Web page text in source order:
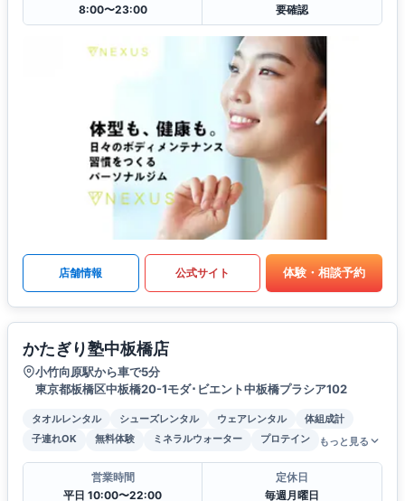
8:00〜23:00
要確認
店舗情報 公式サイト 体験・相談予約
かたぎり塾中板橋店
小竹向原駅から車で5分
東京都板橋区中板橋20-1モダ･ビエント中板橋プラシア102
タオルレンタル シューズレンタル ウェアレンタル
体組成計
子連れOK
無料体験 ミネラルウォーター プロテイン もっと見る
営業時間
平日 10:00〜22:00
定休日
毎週月曜日